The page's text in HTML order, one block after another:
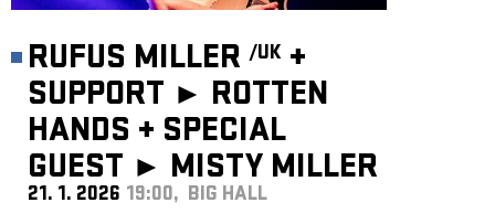
RUFUS MILLER /UK +
SUPPORT ► ROTTEN
HANDS + SPECIAL
GUEST ► MISTY MILLER
/UK
21. 1. 2026 19:00, BIG HALL